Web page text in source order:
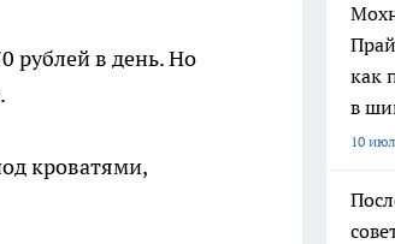
рублей в день. Но
кроватями,
как
в
10